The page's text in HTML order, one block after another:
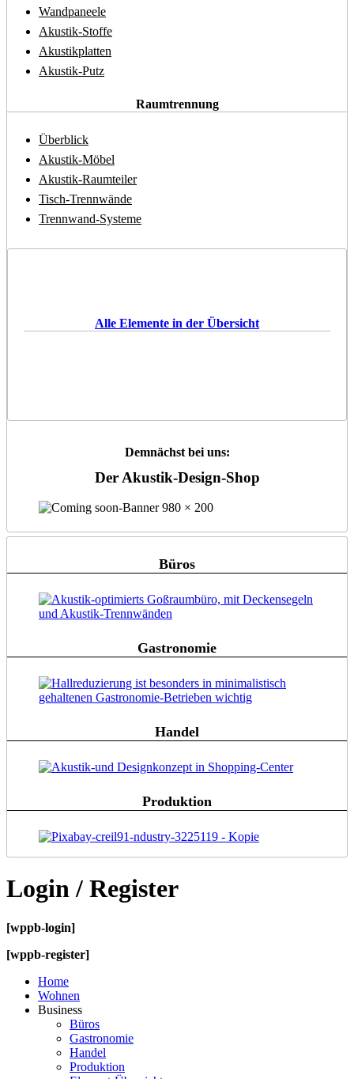
Wandpaneele
Akustik-Stoffe
Akustikplatten
Akustik-Putz
Raumtrennung
Überblick
Akustik-Möbel
Akustik-Raumteiler
Tisch-Trennwände
Trennwand-Systeme
Alle Elemente in der Übersicht
Demnächst bei uns:
Der Akustik-Design-Shop
Büros
Gastronomie
Handel
Produktion
Login / Register
[wppb-login]
[wppb-register]
Home
Wohnen
Business
Büros
Gastronomie
Handel
Produktion